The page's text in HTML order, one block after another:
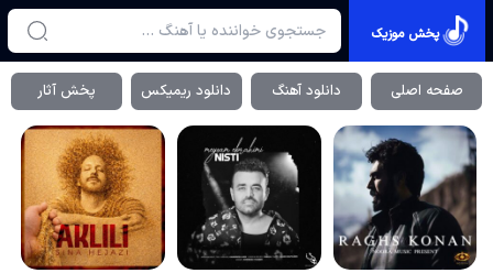
پخش موزیک
صفحه اصلی دانلود آهنگ دانلود ریمیکس پخش آثار